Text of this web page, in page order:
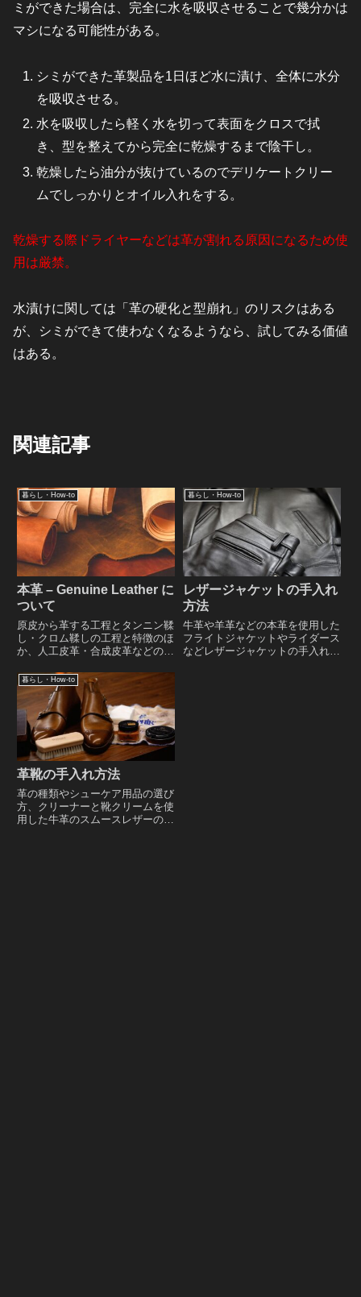
ミができた場合は、完全に水を吸収させることで幾分かは
マシになる可能性がある。
シミができた革製品を1日ほど水に漬け、全体に水分
を吸収させる。
水を吸収したら軽く水を切って表面をクロスで拭
き、型を整えてから完全に乾燥するまで陰干し。
乾燥したら油分が抜けているのでデリケートクリー
ムでしっかりとオイル入れをする。
乾燥する際ドライヤーなどは革が割れる原因になるため使
用は厳禁。
水漬けに関しては「革の硬化と型崩れ」のリスクはある
が、シミができて使わなくなるようなら、試してみる価値
はある。
関連記事
暮らし・How-to
本革 – Genuine Leather に
ついて
原皮から革する工程とタンニン鞣
し・クロム鞣しの工程と特徴のほ
か、人工皮革・合成皮革などの人
についてなど、本革（Genuine
Leather）と合成皮革の特徴に関
するレポート。
暮らし・How-to
レザージャケットの手入れ
方法
牛革や羊革などの本革を使用した
フライトジャケットやライダース
などレザージャケットの手入れ方
暮らし・How-to
革靴の手入れ方法
革の種類やシューケア用品の選び
方、クリーナーと靴クリームを使
用した牛革のスムースレザーの手